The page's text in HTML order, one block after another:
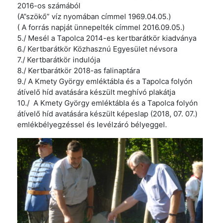
2016-os számából
(A”szökő” víz nyomában címmel 1969.04.05.)
( A forrás napját ünnepelték címmel 2016.09.05.)
5./ Mesél a Tapolca 2014-es kertbarátkör kiadványa
6./ Kertbarátkör Közhasznú Egyesület névsora
7./ Kertbarátkör indulója
8./ Kertbarátkör 2018-as falinaptára
9./ A Kmety György emléktábla és a Tapolca folyón
átívelő híd avatására készült meghívó plakátja
10./ A Kmety György emléktábla és a Tapolca folyón
átívelő híd avatására készült képeslap (2018, 07. 07.)
emlékbélyegzéssel és levélzáró bélyeggel.